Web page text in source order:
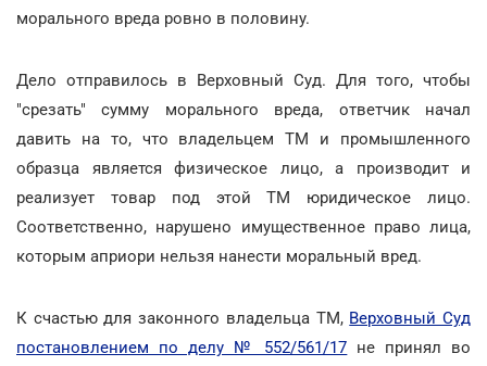
морального вреда ровно в половину.
Дело отправилось в Верховный Суд. Для того, чтобы
"срезать" сумму морального вреда, ответчик начал
давить на то, что владельцем ТМ и промышленного
образца является физическое лицо, а производит и
реализует товар под этой ТМ юридическое лицо.
Соответственно, нарушено имущественное право лица,
которым априори нельзя нанести моральный вред.
К счастью для законного владельца ТМ, Верховный Суд
постановлением по делу № 552/561/17 не принял во